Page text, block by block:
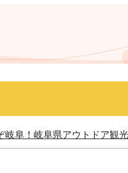
岐阜！岐阜県アウトドア観